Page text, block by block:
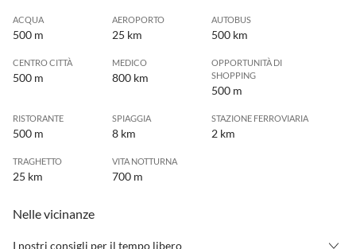
ACQUA
500 m
AEROPORTO
25 km
AUTOBUS
500 km
CENTRO CITTÀ
500 m
MEDICO
800 km
OPPORTUNITÀ DI
SHOPPING
500 m
RISTORANTE
500 m
SPIAGGIA
8 km
STAZIONE FERROVIARIA
2 km
TRAGHETTO
25 km
VITA NOTTURNA
700 m
Nelle vicinanze
I nostri consigli per il tempo libero